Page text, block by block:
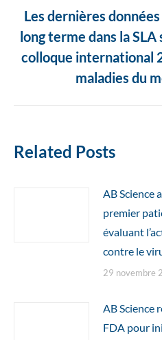
:
Les dernières
long terme dans la
colloque international
maladies du
Related Posts
AB Science
premier
évaluant
contre le
29 novembre
AB Science
FDA pour